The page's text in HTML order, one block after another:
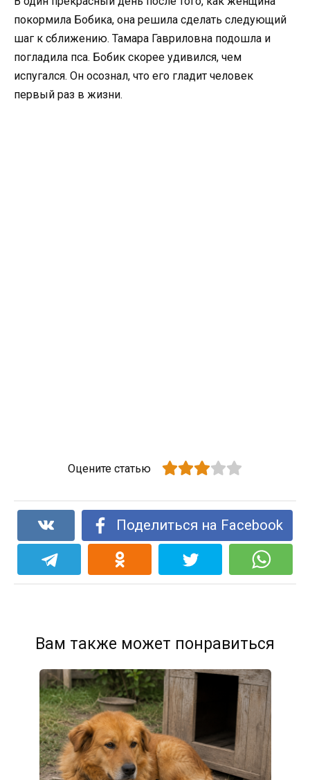
покормила Бобика, она решила сделать следующий
шаг к сближению. Тамара Гавриловна подошла и
погладила пса. Бобик скорее удивился, чем
испугался. Он осознал, что его гладит человек
первый раз в жизни.
Оцените статью
Поделиться на Facebook
Вам также может понравиться